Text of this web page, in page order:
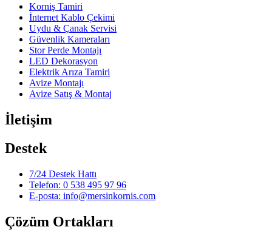
Korniş Tamiri
İnternet Kablo Çekimi
Uydu & Çanak Servisi
Güvenlik Kameraları
Stor Perde Montajı
LED Dekorasyon
Elektrik Arıza Tamiri
Avize Montajı
Avize Satış & Montaj
İletişim
Destek
7/24 Destek Hattı
Telefon: 0 538 495 97 96
E-posta: info@mersinkornis.com
Çözüm Ortakları